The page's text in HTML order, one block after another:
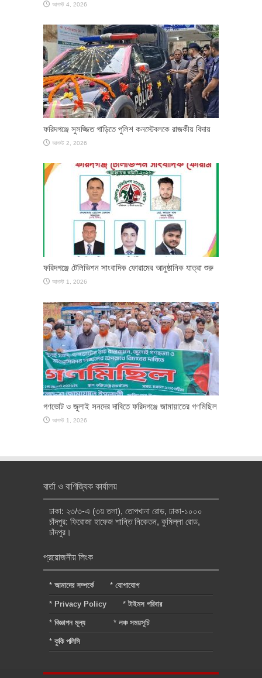
আগস্ট 4, 2026
ফরিদগঞ্জে সুসজ্জিত গাড়িতে পুলিশ কনস্টেবলকে রাজকীয় বিদায়
আগস্ট 2, 2026
ফরিদগঞ্জে টেলিভিশন সাংবাদিক ফোরামের আনুষ্ঠানিক যাত্রা শুরু
আগস্ট 1, 2026
গণভোট ও জুলাই সনদের দাবিতে ফরিদগঞ্জে জামায়াতের গণমিছিল
আগস্ট 1, 2026
বার্তা ও বাণিজ্যিক কার্যালয়
ঢাকা: ২৩/৩-এ (৩য় তলা), তোপখানা রোড, ঢাকা-১০০০
চাঁদপুর: ফিরোজা হাফেজ শান্তি নিকেতন, কুমিল্লা রোড,
চাঁদপুর।
প্রয়োজনীয় লিংক
* আমাদের সম্পর্কে * যোগাযোগ
* Privacy Policy *টাইমস পরিবার
* বিজ্ঞাপন মূল্য * লঞ্চ সময়সূচি
* কুকি পলিসি